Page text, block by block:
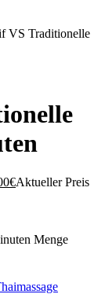
VS Traditionelle
€Aktueller Preis
Menge